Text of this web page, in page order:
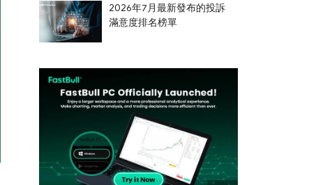
2026年7月最新發布的投訴
滿意度排名榜單